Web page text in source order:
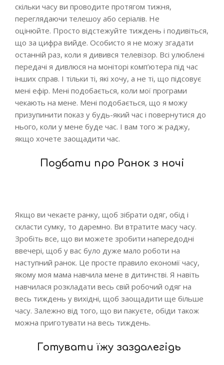
скільки часу ви проводите протягом тижня,
переглядаючи телешоу або серіалів. Не
оцінюйте. Просто відстежуйте тиждень і подивіться,
що за цифра вийде. Особисто я не можу згадати
останній раз, коли я дивився телевізор. Всі улюблені
передачі я дивлюся на моніторі комп’ютера під час
інших справ. І тільки ті, які хочу, а не ті, що підсовує
мені ефір. Мені подобається, коли мої програми
чекають на мене. Мені подобається, що я можу
призупинити показ у будь-який час і повернутися до
нього, коли у мене буде час. І вам того ж раджу,
якщо хочете заощадити час.
Подбати про Ранок з ночі
Якщо ви чекаєте ранку, щоб зібрати одяг, обід і
скласти сумку, то даремно. Ви втратите масу часу.
Зробіть все, що ви можете зробити напередодні
ввечері, щоб у вас було дуже мало роботи на
наступний ранок. Це просте правило економії часу,
якому моя мама навчила мене в дитинстві. Я навіть
навчилася розкладати весь свій робочий одяг на
весь тиждень у вихідні, щоб заощадити ще більше
часу. Залежно від того, що ви пакуєте, обіди також
можна приготувати на весь тиждень.
Готувати їжу заздалегідь